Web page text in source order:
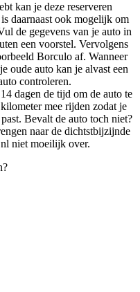
kan je deze reserveren
daarnaast ook mogelijk om
de gegevens van je auto in
een voorstel. Vervolgens
Borculo af. Wanneer
oude auto kan je alvast een
controleren.
dagen de tijd om de auto te
mee rijden zodat je
Bevalt de auto toch niet?
naar de dichtstbijzijnde
niet moeilijk over.